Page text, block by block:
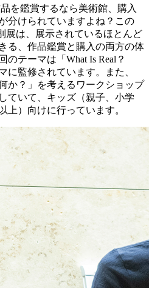
を鑑賞するなら美術館、購入
分けられていますよね？この
展は、展示されているほとんど
る、作品鑑賞と購入の両方の体
テーマは「What Is Real？
に監修されています。また、
か？」を考えるワークショップ
ていて、キッズ（親子、小学
上）向けに行っています。